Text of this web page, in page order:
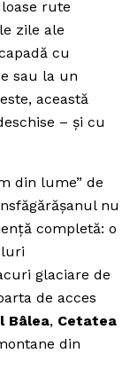
rute
zile ale
cu
sau la un
această
– și cu
din lume” de
nu
completă: o
glaciare de
de acces
Bâlea, Cetatea
din